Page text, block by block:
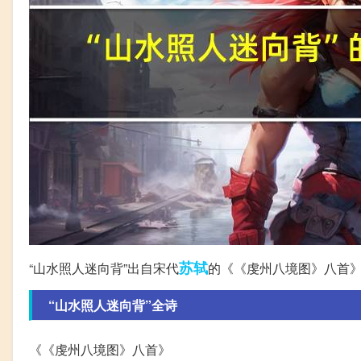
“山水照人迷向背”出自宋代苏轼的《《虔州八境图》八首
“山水照人迷向背”全诗
《《虔州八境图》八首》